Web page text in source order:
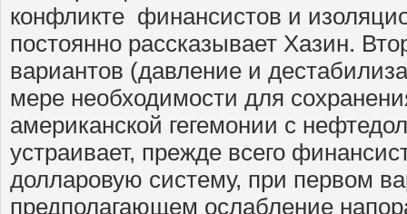
конфликте финансистов и
постоянно рассказывает Хазин.
вариантов (давление и
мере необходимости для
американской гегемонии с
устраивает, прежде всего
долларовую систему, при первом
предполагающем ослабление